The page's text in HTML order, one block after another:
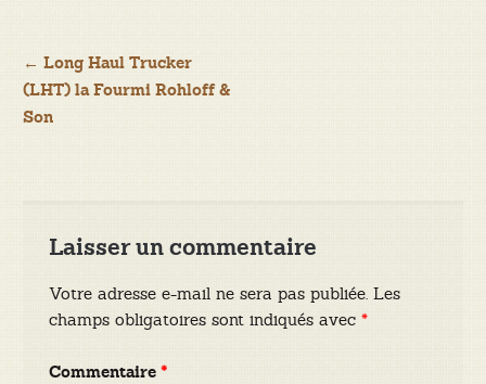
Navigation
de
← Long Haul Trucker
(LHT) la Fourmi Rohloff &
Son
Laisser un commentaire
Votre adresse e-mail ne sera pas publiée. Les
champs obligatoires sont indiqués avec*
Commentaire*